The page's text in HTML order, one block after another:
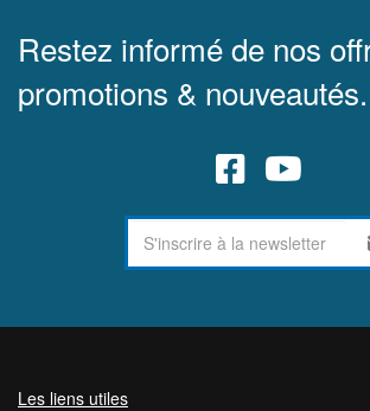
Restez informé de nos
promotions & nouveautés.
Les liens utiles